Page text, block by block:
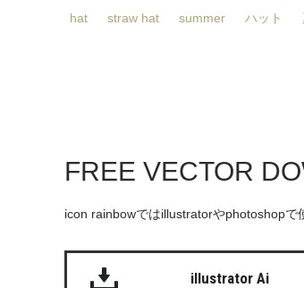
hat straw hat summer ハット
FREE VECTOR
icon rainbowではillustratorやphotoshopで
illustrator Ai